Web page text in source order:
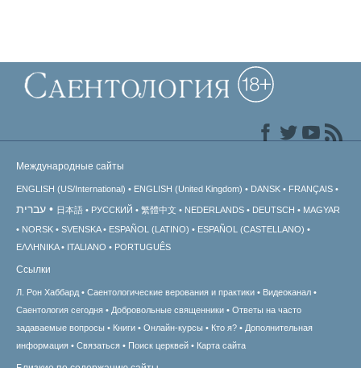
Международные сайты
ENGLISH (US/International) ENGLISH (United Kingdom) DANSK FRANÇAIS
עברית 日本語 РУССКИЙ 繁體中文 NEDERLANDS DEUTSCH
MAGYAR
NORSK
SVENSKA ESPAÑOL (LATINO)
ESPAÑOL (CASTELLANO)
ΕΛΛΗΝΙΚA
ITALIANO PORTUGUÊS
Ссылки
Л. Рон Хаббард Саентологические верования и практики
Видеоканал
Саентология сегодня
Добровольные священники
Ответы на часто
задаваемые вопросы
Книги Онлайн-курсы Кто я?
Дополнительная
информация
Связаться Поиск церквей Карта сайта